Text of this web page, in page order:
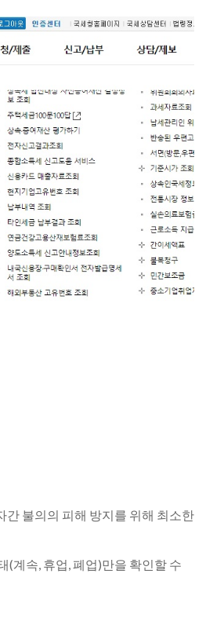
불의의 피해 방지를 위해 최소한
(계속, 휴업, 폐업)만을 확인할 수